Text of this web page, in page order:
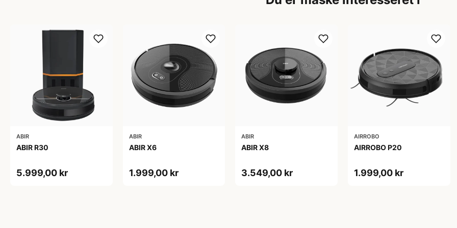
ABIR
ABIR R30
5.999,00 kr
ABIR
ABIR X6
1.999,00 kr
ABIR
ABIR X8
3.549,00 kr
AIRROBO
AIRROBO P20
1.999,00 kr